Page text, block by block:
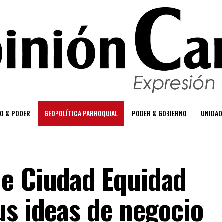
& PODER GEOPOLÍTICA PARROQUIAL PODER & GOBIERNO
Ciudad Equidad
ideas de negocio